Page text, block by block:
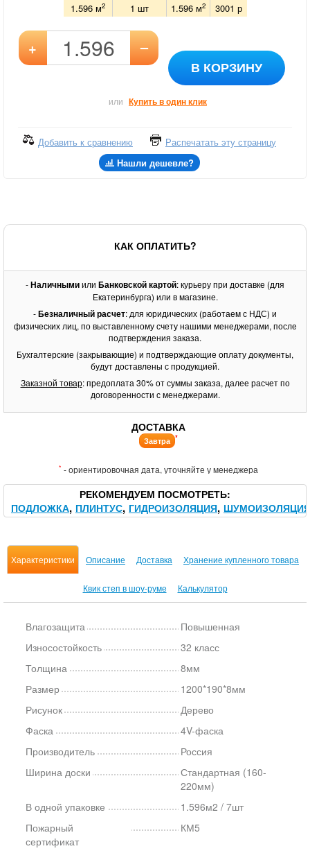
1.596 м2 1 шт 1.596м2 3001 р
+ –
В КОРЗИНУ
или Купить в один клик
Добавить к сравнению
Распечатать эту страницу
Нашли дешевле?
КАК ОПЛАТИТЬ?
-Наличнымиили Банковской картой: курьеру при доставке (для
Екатеринбурга) или в магазине.
-Безналичный расчет: для юридических (работаем с НДС) и
физических лиц, по выставленному счету нашими менеджерами, после
подтверждения заказа.
Бухгалтерские (закрывающие) и подтверждающие оплату документы,
будут доставлены с продукцией.
Заказной товар: предоплата 30% от суммы заказа, далее расчет по
договоренности с менеджерами.
ДОСТАВКА
Завтра *
* - ориентировочная дата, уточняйте у менеджера
РЕКОМЕНДУЕМ ПОСМОТРЕТЬ
ПОДЛОЖКА ПЛИНТУС ГИДРОИЗОЛЯЦИЯ ШУМОИЗОЛЯЦИЯ
Характеристики Описание Доставка Хранение купленного товара
Квик степ в шоу-руме Калькулятор
Влагозащита
Повышенная
Износостойкость
32 класс
Толщина
8мм
Размер
1200*190*8мм
Рисунок
Дерево
Фаска
4V-фаска
Производитель
Россия
Ширина доски
Стандартная (160-
220мм)
В одной упаковке
1.596м2 / 7шт
Пожарный
сертификат
КМ5